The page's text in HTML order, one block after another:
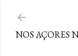
NOS AÇORES